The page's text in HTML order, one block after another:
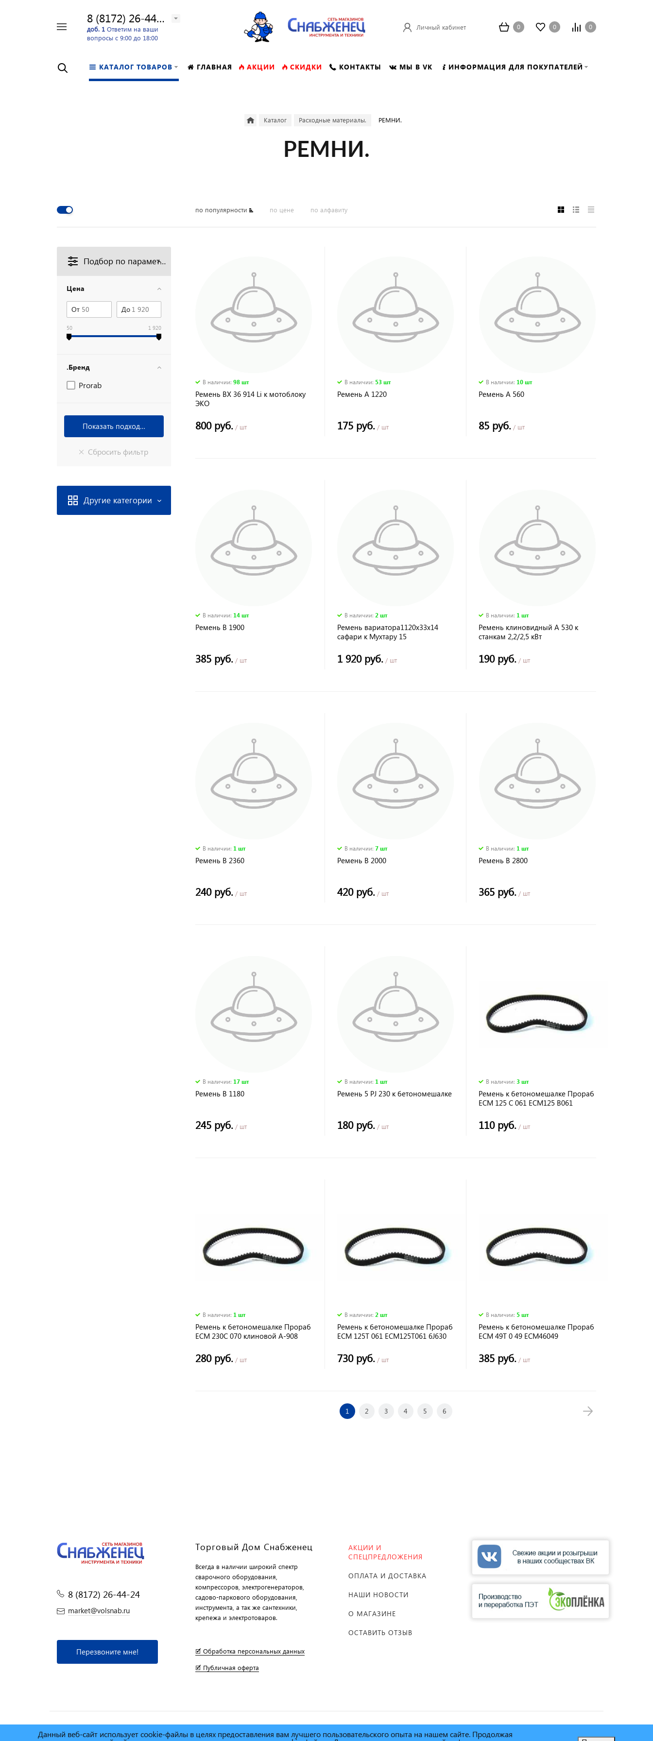
8 (8172) 26-44-24
доб. 1 Ответим на ваши
вопросы с 9:00 до 18:00
Личный кабинет 0 0 0
КАТАЛОГ ТОВАРОВ ГЛАВНАЯ АКЦИИ СКИДКИ КОНТАКТЫ МЫ В VK ИНФОРМАЦИЯ ДЛЯ ПОКУПАТЕЛЕЙ
Каталог Расходные материалы. РЕМНИ.
РЕМНИ.
по популярности по цене по алфавиту
Подбор по параметрам
Цена
От До
50 1 920
.Бренд
Prorab
Другие категории
В наличии: 98 шт
Ремень BX 36 914 Li к мотоблоку
ЭКО
800 руб. / шт
В наличии: 53 шт
Ремень А 1220
175 руб./ шт
В наличии: 10 шт
Ремень А 560
85 руб. / шт
В наличии: 14 шт
Ремень В 1900
385 руб. / шт
В наличии: 2 шт
Ремень вариатора1120х33х14
сафари к Мухтару 15
1 920 руб./ шт
В наличии: 1 шт
Ремень клиновидный А 530 к
станкам 2,2/2,5 кВт
190 руб. / шт
В наличии: 1 шт
Ремень В 2360
240 руб. / шт
В наличии: 7 шт
Ремень В 2000
420 руб./ шт
В наличии: 1 шт
Ремень В 2800
365 руб. / шт
В наличии: 17 шт
Ремень В 1180
245 руб. / шт
В наличии: 1 шт
Ремень 5 PJ 230 к бетономешалке
180 руб./ шт
В наличии:3 шт
Ремень к бетономешалке Прораб
ECM 125 С 061 ECM125 B061
110 руб. / шт
В наличии: 1 шт
Ремень к бетономешалке Прораб
ECM 230C 070 клиновой А-908
280 руб. / шт
В наличии: 2 шт
Ремень к бетономешалке Прораб
ECM 125T 061 ECM125T061 6J630
730 руб./ шт
В наличии: 5 шт
Ремень к бетономешалке Прораб
ECM 49T 0 49 ECM46049
385 руб. / шт
1 2 3 4 5 6
8 (8172) 26-44-24
market@volsnab.ru
Перезвоните мне!
Торговый Дом Снабженец
Всегда в наличии широкий спектр
сварочного оборудования,
компрессоров, электрогенераторов,
садово-паркового оборудования,
инструмента, а так же сантехники,
крепежа и электротоваров.
🗹 Обработка персональных данных
🗹 Публичная оферта
АКЦИИ И
СПЕЦПРЕДЛОЖЕНИЯ
ОПЛАТА И ДОСТАВКА
НАШИ НОВОСТИ
О МАГАЗИНЕ
ОСТАВИТЬ ОТЗЫВ
© Сеть магазинов инструмента и техники "Торговый дом Снабженец" 1995г. -
Данный веб-сайт использует cookie-файлы в целях предоставления вам лучшего пользовательского опыта на нашем сайте. Продолжая